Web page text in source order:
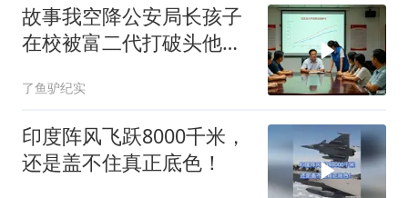
故事我空降公安局长孩子
在校被富二代打破头他爹
了鱼驴纪实
印度阵风飞跃8000千米，
还是盖不住真正底色！